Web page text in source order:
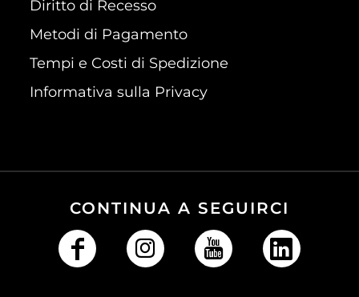
Diritto di Recesso
Metodi di Pagamento
Tempi e Costi di Spedizione
Informativa sulla Privacy
CONTINUA A SEGUIRCI